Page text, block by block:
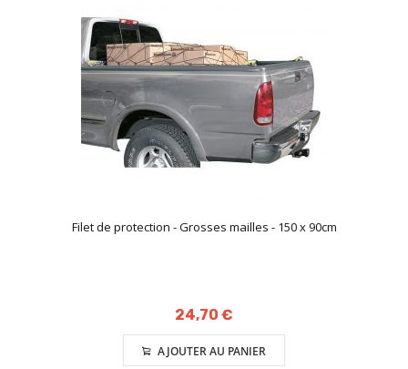
Filet de protection - Grosses mailles - 150 x 90cm
24,70 €
AJOUTER AU PANIER